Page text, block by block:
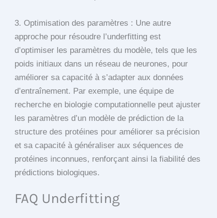
3. Optimisation des paramètres : Une autre
approche pour résoudre l’underfitting est
d’optimiser les paramètres du modèle, tels que les
poids initiaux dans un réseau de neurones, pour
améliorer sa capacité à s’adapter aux données
d’entraînement. Par exemple, une équipe de
recherche en biologie computationnelle peut ajuster
les paramètres d’un modèle de prédiction de la
structure des protéines pour améliorer sa précision
et sa capacité à généraliser aux séquences de
protéines inconnues, renforçant ainsi la fiabilité des
prédictions biologiques.
FAQ Underfitting